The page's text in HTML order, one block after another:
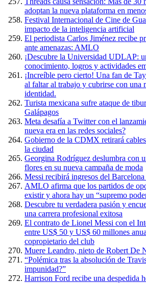
adoptan la nueva plataforma en
Festival Internacional de Cine de
impacto de la inteligencia artificial
El periodista Carlos Jiménez recibe
ante amenazas: AMLO
¡Descubre la Universidad UDLAP:
conocimiento, logros y actividades
¡Increíble pero cierto! Una fan de
al faltar al trabajo y cubrirse con una
identidad.
Turista mexicana sufre ataque de
Galápagos
Meta desafía a Twitter con el
nueva era en las redes sociales?
Gobierno de la CDMX retirará
la ciudad
Georgina Rodríguez deslumbra con
flores en su nueva campaña de moda
Messi recibirá ingresos del
AMLO afirma que los partidos de
existir y ahora hay un “supremo
Descubre tu verdadera pasión y
una carrera profesional exitosa
El contrato de Lionel Messi con el
entre US$ 50 y US$ 60 millones
copropietario del club
Muere Leandro, nieto de Robert De
“Polémica tras la absolución de
impunidad?”
Harrison Ford recibe una despedida